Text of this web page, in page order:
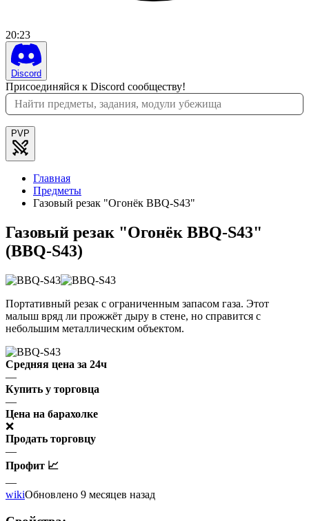
20:23
Discord
Присоединяйся к Discord сообществу!
PVP
Главная
Предметы
Газовый резак "Огонёк BBQ-S43"
Газовый резак "Огонёк BBQ-S43"
(BBQ-S43)
Портативный резак с ограниченным запасом газа. Этот
малыш вряд ли прожжёт дыру в стене, но справится с
небольшим металлическим объектом.
Средняя цена за 24ч
—
Купить у торговца
—
Цена на барахолке
❌
Продать торговцу
—
Профит 📈
—
wikiОбновлено 9 месяцев назад